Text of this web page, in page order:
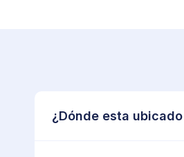
¿Dónde esta